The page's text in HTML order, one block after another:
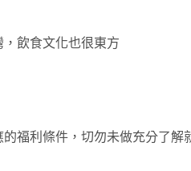
飲食文化也很東方
福利條件，切勿未做充分了解